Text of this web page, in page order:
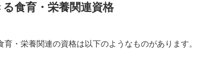
食育・栄養関連資格
育・栄養関連の資格は以下のようなものがあります。